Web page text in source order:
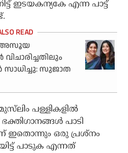
ഇടയകന്യകേ എന്ന പാട്ട്
അസൂയ
സുജാത
പള്ളികളില്‍
പാടി
ഇതൊന്നും ഒരു പ്രശ്‌നം
പാടുക എന്നത്